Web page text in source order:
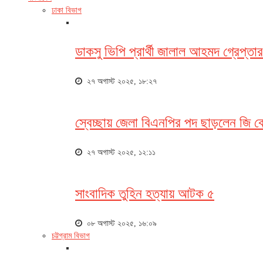
ঢাকা বিভাগ
ডাকসু ভিপি প্রার্থী জালাল আহমদ
২৭ অগাস্ট ২০২৫, ১৮:২৭
স্বেচ্ছায় জেলা বিএনপির পদ ছাড়লেন জি
২৭ অগাস্ট ২০২৫, ১২:১১
সাংবাদিক তুহিন হত্যায় আটক ৫
০৮ অগাস্ট ২০২৫, ১৬:০৯
চট্টগ্রাম বিভাগ